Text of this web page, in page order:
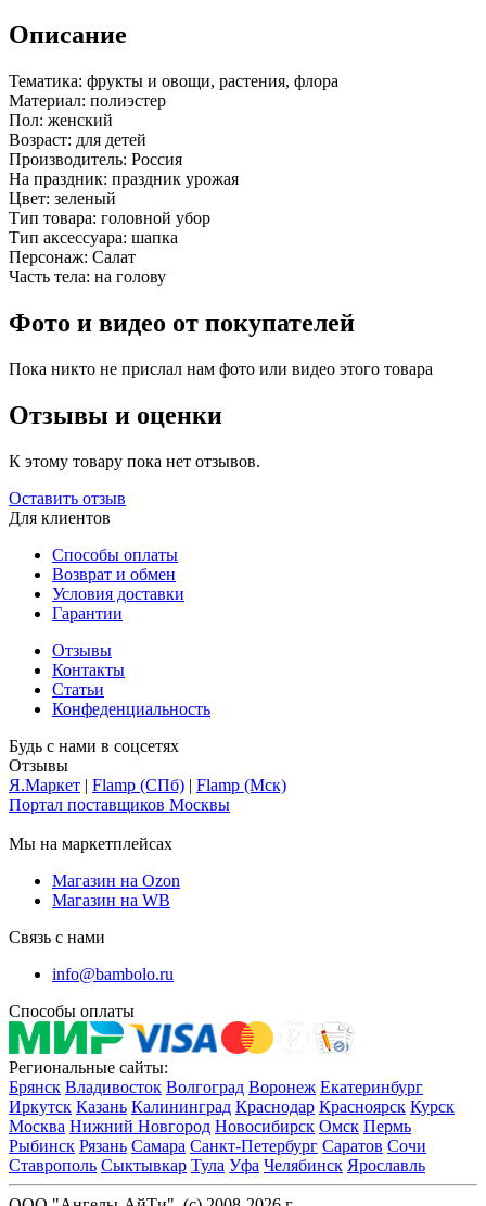
Описание
Тематика: фрукты и овощи, растения, флора
Материал: полиэстер
Пол: женский
Возраст: для детей
Производитель: Россия
На праздник: праздник урожая
Цвет: зеленый
Тип товара: головной убор
Тип аксессуара: шапка
Персонаж: Салат
Часть тела: на голову
Фото и видео от покупателей
Пока никто не прислал нам фото или видео этого товара
Отзывы и оценки
К этому товару пока нет отзывов.
Оставить отзыв
Для клиентов
Способы оплаты
Возврат и обмен
Условия доставки
Гарантии
Отзывы
Контакты
Статьи
Конфеденциальность
Будь с нами в соцсетях
Отзывы
Я.Маркет | Flamp (СПб) | Flamp (Мск)
Портал поставщиков Москвы
Мы на маркетплейсах
Магазин на Ozon
Магазин на WB
Связь с нами
info@bambolo.ru
Способы оплаты
Региональные сайты:
Брянск Владивосток Волгоград Воронеж Екатеринбург
Иркутск Казань Калининград Краснодар Красноярск Курск
Москва Нижний Новгород Новосибирск Омск Пермь
Рыбинск Рязань Самара Санкт-Петербург Саратов Сочи
Ставрополь Сыктывкар Тула Уфа Челябинск Ярославль